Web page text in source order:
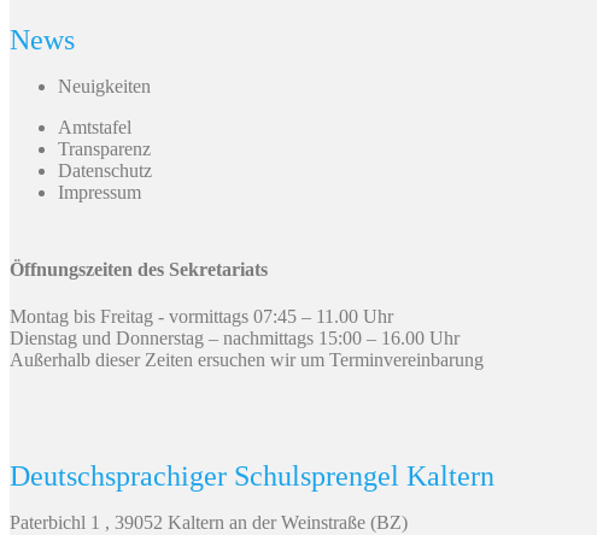
News
Neuigkeiten
Amtstafel
Transparenz
Datenschutz
Impressum
Öffnungszeiten des Sekretariats
Montag bis Freitag - vormittags 07:45 – 11.00 Uhr
Dienstag und Donnerstag – nachmittags 15:00 – 16.00 Uhr
Außerhalb dieser Zeiten ersuchen wir um Terminvereinbarung
Deutschsprachiger Schulsprengel Kaltern
Paterbichl 1 , 39052 Kaltern an der Weinstraße (BZ)